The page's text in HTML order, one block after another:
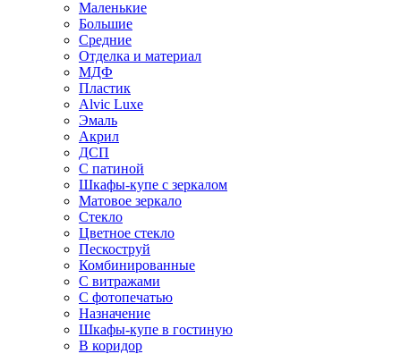
Маленькие
Большие
Средние
Отделка и материал
МДФ
Пластик
Alvic Luxe
Эмаль
Акрил
ДСП
С патиной
Шкафы-купе с зеркалом
Матовое зеркало
Стекло
Цветное стекло
Пескоструй
Комбинированные
С витражами
С фотопечатью
Назначение
Шкафы-купе в гостиную
В коридор